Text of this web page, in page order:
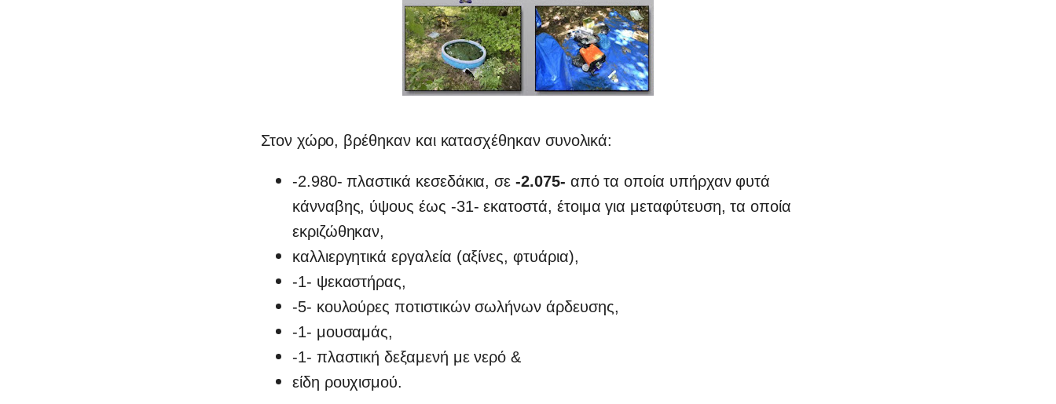
Στον χώρο, βρέθηκαν και κατασχέθηκαν συνολικά:
-2.980- πλαστικά κεσεδάκια, σε-2.075- από τα οποία υπήρχαν φυτά
κάνναβης, ύψους έως -31- εκατοστά, έτοιμα για μεταφύτευση, τα οποία
εκριζώθηκαν,
καλλιεργητικά εργαλεία (αξίνες, φτυάρια),
-1- ψεκαστήρας,
-5- κουλούρες ποτιστικών σωλήνων άρδευσης,
-1- μουσαμάς,
-1- πλαστική δεξαμενή με νερό &
είδη ρουχισμού.